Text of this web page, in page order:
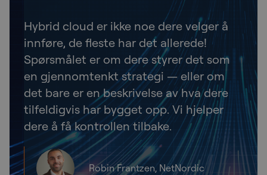
Hybrid cloud er ikke noe dere velger å
innføre, de fleste har det allerede!
Spørsmålet er om dere styrer det som
en gjennomtenkt strategi — eller om
det bare er en beskrivelse av hva dere
tilfeldigvis har bygget opp. Vi hjelper
dere å få kontrollen tilbake.
Robin Frantzen, NetNordic